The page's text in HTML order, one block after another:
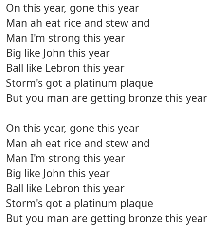
On this year, gone this year
Man ah eat rice and stew and
Man I'm strong this year
Big like John this year
Ball like Lebron this year
Storm's got a platinum plaque
But you man are getting bronze this year
On this year, gone this year
Man ah eat rice and stew and
Man I'm strong this year
Big like John this year
Ball like Lebron this year
Storm's got a platinum plaque
But you man are getting bronze this year